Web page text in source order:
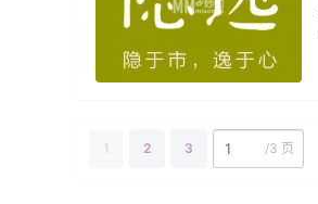
1 2 3 /3 页